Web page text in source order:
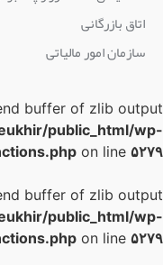
اتاق بازرگانی
سازمان امور مالیاتی
buffer of zlib
public_html/
on line
buffer of zlib
public_html/
on line